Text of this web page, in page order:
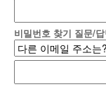
비밀번호 찾기 질문/